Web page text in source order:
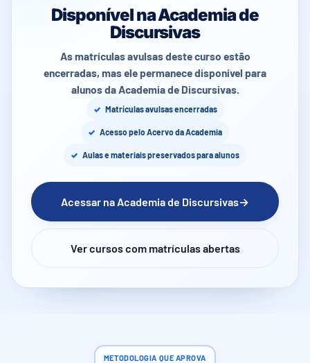
Disponível na Academia de
Discursivas
As matrículas avulsas deste curso estão
encerradas, mas ele permanece disponível para
alunos da Academia de Discursivas.
Matrículas avulsas encerradas
Acesso pelo Acervo da Academia
Aulas e materiais preservados para alunos
Acessar na Academia de Discursivas→
Ver cursos com matrículas abertas
METODOLOGIA QUE APROVA